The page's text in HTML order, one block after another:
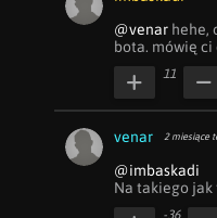
@venar hehe,
bota. mówię ci
11
venar 2 miesiące
@imbaskadi
Na takiego jak
-36